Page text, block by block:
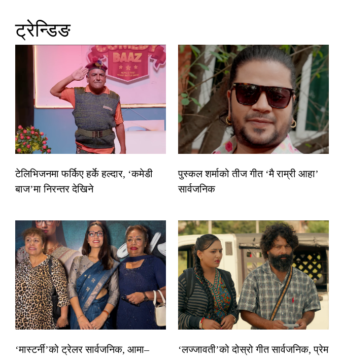
ट्रेन्डिङ
टेलिभिजनमा फर्किए हर्के हल्दार, ‘कमेडी
बाज’मा निरन्तर देखिने
पुस्कल शर्माको तीज गीत ‘मै राम्री आहा’
सार्वजनिक
‘मास्टर्नी’को ट्रेलर सार्वजनिक, आमा– ‘लज्जावती’को दोस्रो गीत सार्वजनिक, प्रेम